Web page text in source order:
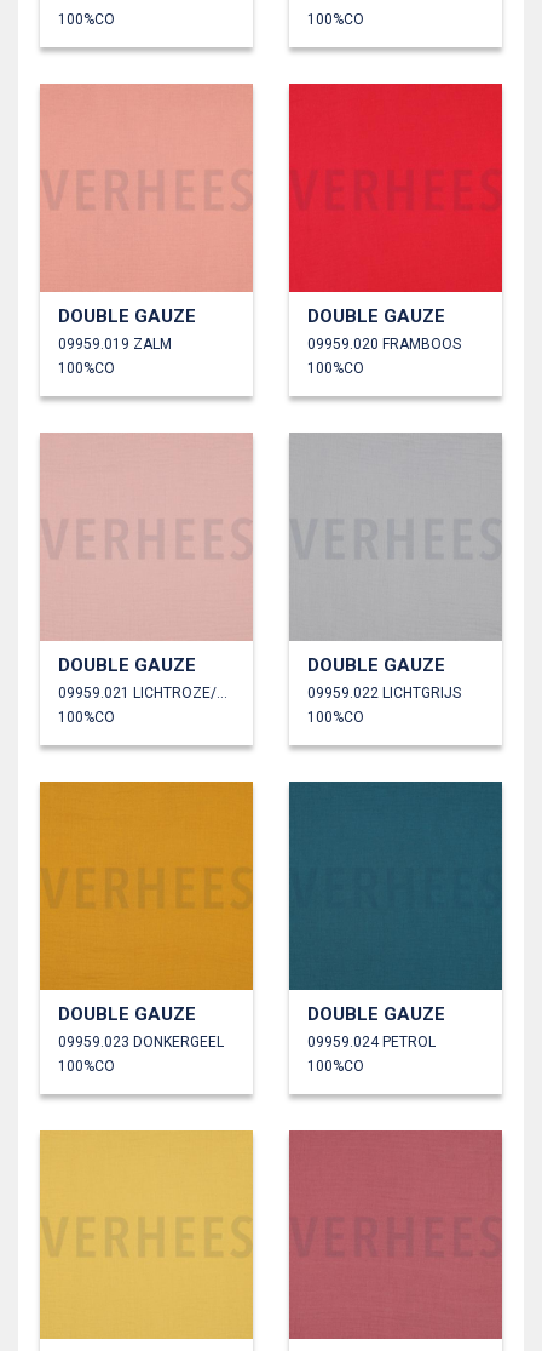
100%CO
100%CO
DOUBLE GAUZE
09959.019 ZALM
100%CO
DOUBLE GAUZE
09959.020 FRAMBOOS
100%CO
DOUBLE GAUZE
09959.021 LICHTROZE/OUDROZE
100%CO
DOUBLE GAUZE
09959.022 LICHTGRIJS
100%CO
DOUBLE GAUZE
09959.023 DONKERGEEL
100%CO
DOUBLE GAUZE
09959.024 PETROL
100%CO